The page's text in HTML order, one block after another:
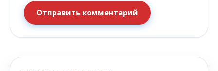
Отправить комментарий